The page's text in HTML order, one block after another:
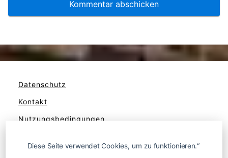
Datenschutz
Kontakt
Nutzungsbedingungen
Diese Seite verwendet Cookies, um zu funktionieren.“